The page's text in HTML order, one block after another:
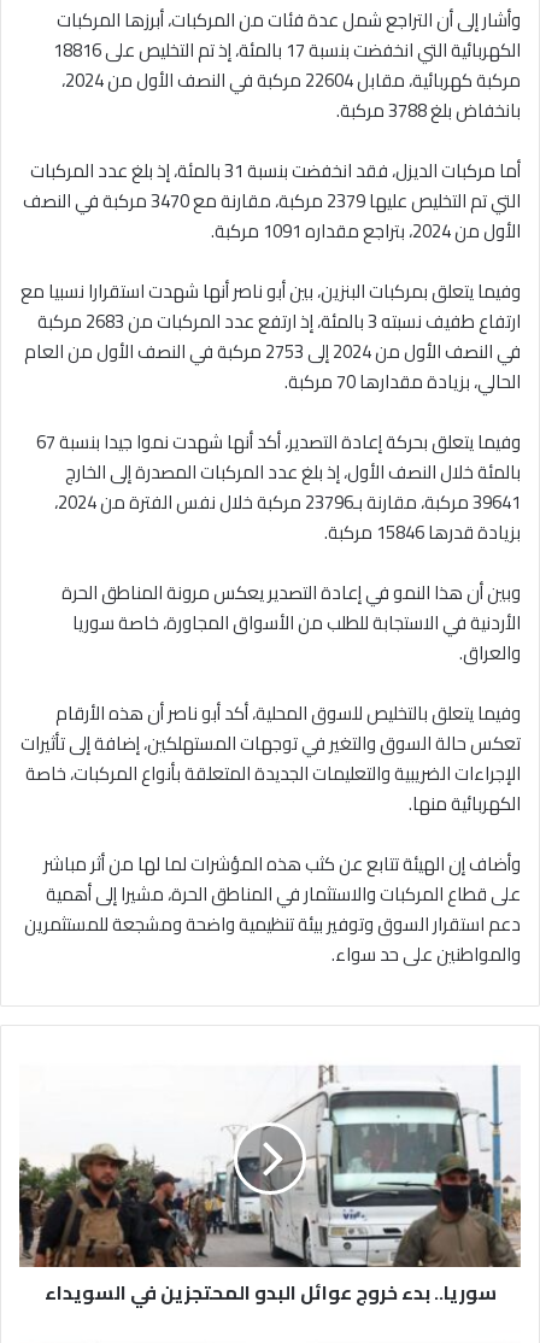
وأشار إلى أن التراجع شمل عدة فئات من المركبات، أبرزها المركبات
الكهربائية التي انخفضت بنسبة 17 بالمئة، إذ تم التخليص على 18816
مركبة كهربائية، مقابل 22604 مركبة في النصف الأول من 2024،
بانخفاض بلغ 3788 مركبة.
أما مركبات الديزل، فقد انخفضت بنسبة 31 بالمئة، إذ بلغ عدد المركبات
التي تم التخليص عليها 2379 مركبة، مقارنة مع 3470 مركبة في النصف
الأول من 2024، بتراجع مقداره 1091 مركبة.
وفيما يتعلق بمركبات البنزين، بين أبو ناصر أنها شهدت استقرارا نسبيا مع
ارتفاع طفيف نسبته 3 بالمئة، إذ ارتفع عدد المركبات من 2683 مركبة
في النصف الأول من 2024 إلى 2753 مركبة في النصف الأول من العام
الحالي، بزيادة مقدارها 70 مركبة.
وفيما يتعلق بحركة إعادة التصدير، أكد أنها شهدت نموا جيدا بنسبة 67
بالمئة خلال النصف الأول، إذ بلغ عدد المركبات المصدرة إلى الخارج
39641 مركبة، مقارنة بـ23796 مركبة خلال نفس الفترة من 2024،
بزيادة قدرها 15846 مركبة.
وبين أن هذا النمو في إعادة التصدير يعكس مرونة المناطق الحرة
الأردنية في الاستجابة للطلب من الأسواق المجاورة، خاصة سوريا
والعراق.
وفيما يتعلق بالتخليص للسوق المحلية، أكد أبو ناصر أن هذه الأرقام
تعكس حالة السوق والتغير في توجهات المستهلكين، إضافة إلى تأثيرات
الإجراءات الضريبية والتعليمات الجديدة المتعلقة بأنواع المركبات، خاصة
الكهربائية منها.
وأضاف إن الهيئة تتابع عن كثب هذه المؤشرات لما لها من أثر مباشر
على قطاع المركبات والاستثمار في المناطق الحرة، مشيرا إلى أهمية
دعم استقرار السوق وتوفير بيئة تنظيمية واضحة ومشجعة للمستثمرين
والمواطنين على حد سواء.
.
.
ب
د
سوريا.. بدء خروج عوائل البدو المحتجزين في السويداء